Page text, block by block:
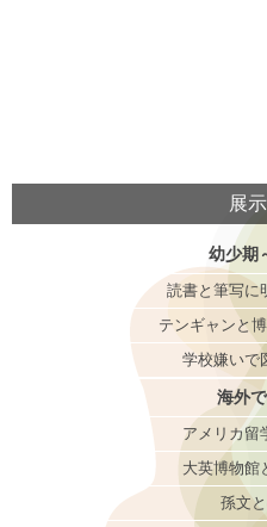
展
幼少期
読書と筆写に
テンギャンと
学校嫌いで
海外
アメリカ留
大英博物館
孫文